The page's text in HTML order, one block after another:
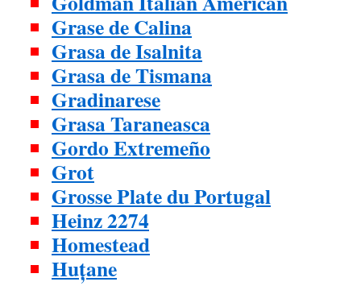
Grase de Calina
Grasa de Isalnita
Grasa de Tismana
Gradinarese
Grasa Taraneasca
Gordo Extremeño
Grot
Grosse Plate du Portugal
Heinz 2274
Homestead
Huțane